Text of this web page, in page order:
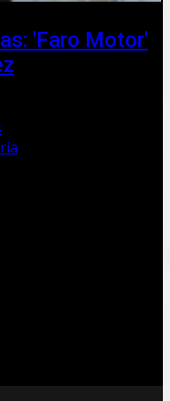
'Faro Motor'